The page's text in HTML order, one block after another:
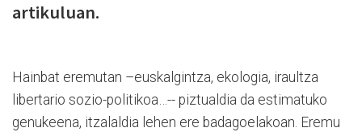
artikuluan.
Hainbat eremutan –euskalgintza, ekologia, iraultza
libertario sozio-politikoa…-- piztualdia da estimatuko
genukeena, itzalaldia lehen ere badagoelakoan. Eremu